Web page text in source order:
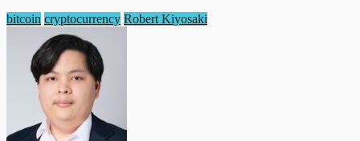
bitcoin cryptocurrency Robert Kiyosaki